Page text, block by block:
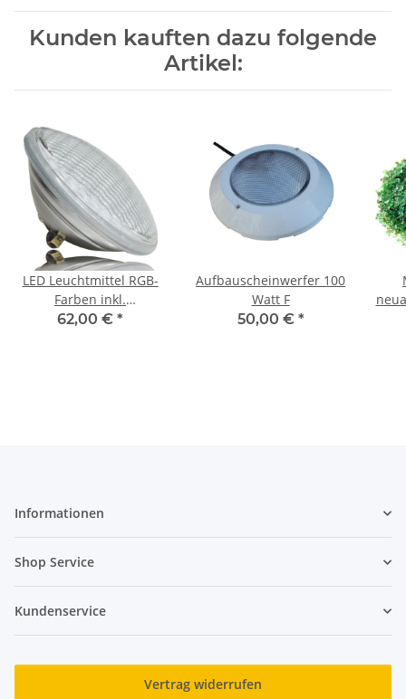
Kunden kauften dazu folgende
Artikel:
LED Leuchtmittel RGB-
Farben inkl.
Fernbedienung
62,00 € *
Aufbauscheinwerfer 100
Watt F
50,00 € *
Informationen
Shop Service
Kundenservice
Vertrag widerrufen